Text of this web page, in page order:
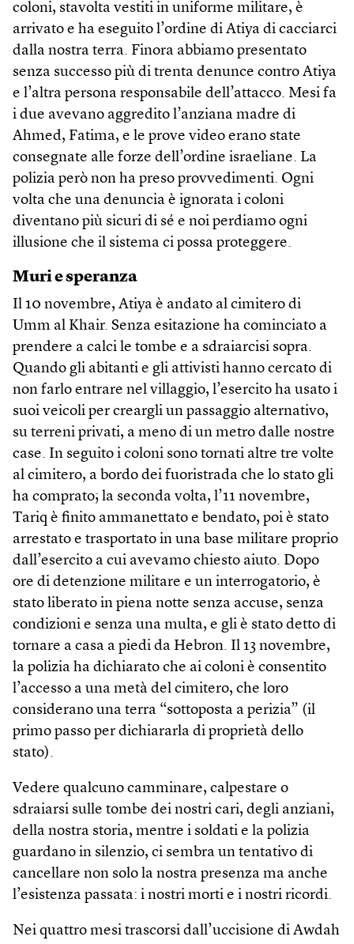
coloni, stavolta vestiti in uniforme militare, è
arrivato e ha eseguito l’ordine di Atiya di cacciarci
dalla nostra terra. Finora abbiamo presentato
senza successo più di trenta denunce contro Atiya
e l’altra persona responsabile dell’attacco. Mesi fa
i due avevano aggredito l’anziana madre di
Ahmed, Fatima, e le prove video erano state
consegnate alle forze dell’ordine israeliane. La
polizia però non ha preso provvedimenti. Ogni
volta che una denuncia è ignorata i coloni
diventano più sicuri di sé e noi perdiamo ogni
illusione che il sistema ci possa proteggere.
Muri e speranza
Il 10 novembre, Atiya è andato al cimitero di
Umm al Khair. Senza esitazione ha cominciato a
prendere a calci le tombe e a sdraiarcisi sopra.
Quando gli abitanti e gli attivisti hanno cercato di
non farlo entrare nel villaggio, l’esercito ha usato i
suoi veicoli per creargli un passaggio alternativo,
su terreni privati, a meno di un metro dalle nostre
case. In seguito i coloni sono tornati altre tre volte
al cimitero, a bordo dei fuoristrada che lo stato gli
ha comprato; la seconda volta, l’11 novembre,
Tariq è finito ammanettato e bendato, poi è stato
arrestato e trasportato in una base militare proprio
dall’esercito a cui avevamo chiesto aiuto. Dopo
ore di detenzione militare e un interrogatorio, è
stato liberato in piena notte senza accuse, senza
condizioni e senza una multa, e gli è stato detto di
tornare a casa a piedi da Hebron. Il 13 novembre,
la polizia ha dichiarato che ai coloni è consentito
l’accesso a una metà del cimitero, che loro
considerano una terra “sottoposta a perizia” (il
primo passo per dichiararla di proprietà dello
stato).
Vedere qualcuno camminare, calpestare o
sdraiarsi sulle tombe dei nostri cari, degli anziani,
della nostra storia, mentre i soldati e la polizia
guardano in silenzio, ci sembra un tentativo di
cancellare non solo la nostra presenza ma anche
l’esistenza passata: i nostri morti e i nostri ricordi.
Nei quattro mesi trascorsi dall’uccisione di Awdah